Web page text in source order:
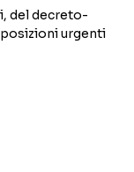
del decreto-
urgenti